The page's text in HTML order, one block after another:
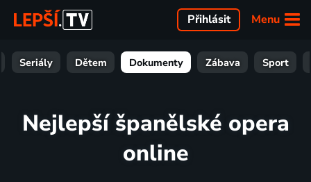
Menu
Přihlásit
Seriály Dětem Dokumenty Zábava Sport
Nejlepší španělské opera
online